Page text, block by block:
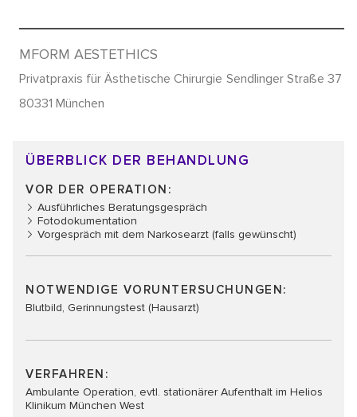
MFORM AESTETHICS
Privatpraxis für Ästhetische Chirurgie Sendlinger Straße 37
80331 München
ÜBERBLICK DER BEHANDLUNG
VOR DER OPERATION:
Ausführliches Beratungsgespräch
Fotodokumentation
Vorgespräch mit dem Narkosearzt (falls gewünscht)
NOTWENDIGE VORUNTERSUCHUNGEN:​​
Blutbild, Gerinnungstest (Hausarzt)
VERFAHREN:
Ambulante Operation, evtl. stationärer Aufenthalt im Helios
Klinikum München West